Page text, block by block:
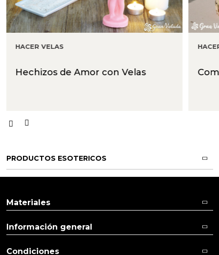
HACER VELAS
Hechizos de Amor con Velas
PRODUCTOS ESOTERICOS
Materiales
Información general
Condiciones